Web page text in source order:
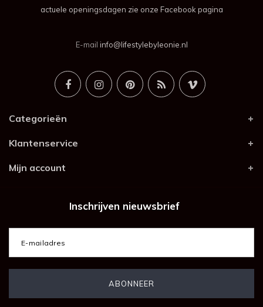
actuele openingsdagen zie onze Facebook pagina
E-mail info@lifestylebyleonie.nl
Categorieën
Klantenservice
Mijn account
Inschrijven nieuwsbrief